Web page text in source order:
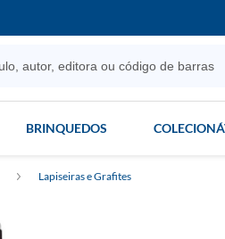
BRINQUEDOS
Lapiseiras e Grafites